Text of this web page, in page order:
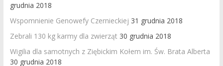
grudnia 2018
Wspomnienie Genowefy Czernieckiej 31 grudnia 2018
Zebrali 130 kg karmy dla zwierząt 30 grudnia 2018
Wigilia dla samotnych z Ziębickim Kołem im. Św. Brata Alberta
30 grudnia 2018